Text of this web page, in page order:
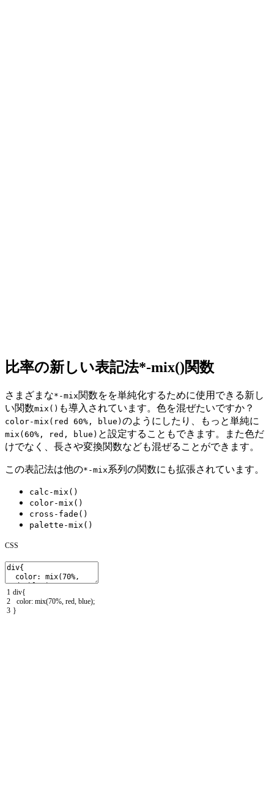
比率の新しい表記法*-mix()関数
さまざまな*-mix関数をを単純化するために使用できる新し
い関数mix() も導入されています。色を混ぜたいですか？
color-mix(red 60%, blue) のようにしたり、もっと単純に
mix(60%, red, blue) と設定することもできます。また色だ
けでなく、長さや変換関数なども混ぜることができます。
この表記法は他の*-mix系列の関数にも拡張されています。
calc-mix()
color-mix()
cross-fade()
palette-mix()
CSS
1
2
3
div{
color: mix(70%, red, blue);
}